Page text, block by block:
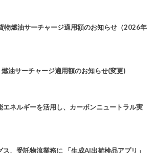
物燃油サーチャージ適用額のお知らせ（2026年
油サーチャージ適用額のお知らせ(変更)
エネルギーを活用し、カーボンニュートラル実
、受託物流業務に 「生成AI出荷検品アプリ」